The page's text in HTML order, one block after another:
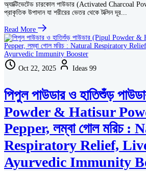
অ্যাক্টিভেটেড চারকোল পাউডার (Activated Charcoal
প্রাকৃতিক উপাদান যা শরীরের ভেতর থেকে টক্সিন দূর...
Read More
Oct 22, 2025 Ideas 99
পিপুল পাউডার ও হাতিশুঁড়
Powder & Hatisur
Pepper, লম্বা গোল মরিচ :
Respiratory Relief,
Ayurvedic Immunity